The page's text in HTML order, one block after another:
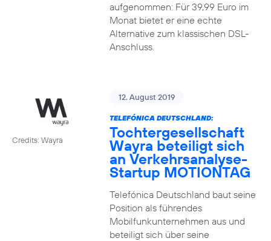
aufgenommen: Für 39,99 Euro im
Monat bietet er eine echte
Alternative zum klassischen DSL-
Anschluss.
Credits: Wayra
12. August 2019
TELEFÓNICA DEUTSCHLAND:
Tochtergesellschaft
Wayra beteiligt sich
an Verkehrsanalyse-
Startup MOTIONTAG
Telefónica Deutschland baut seine
Position als führendes
Mobilfunkunternehmen aus und
beteiligt sich über seine